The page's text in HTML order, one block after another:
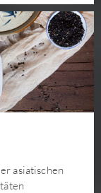
asiatischen